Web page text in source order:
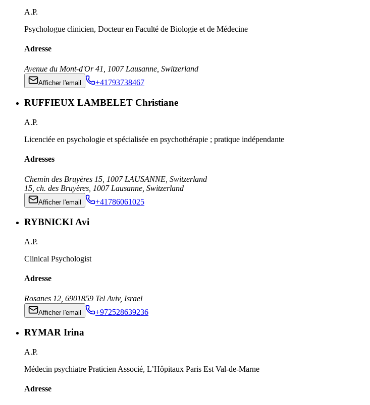
A.P.
Psychologue clinicien, Docteur en Faculté de Biologie et de Médecine
Adresse
Avenue du Mont-d'Or 41 1007 Lausanne Switzerland
Afficher l'email +41793738467
RUFFIEUX LAMBELET Christiane
A.P.
Licenciée en psychologie et spécialisée en psychothérapie ; pratique indépendante
Adresses
Chemin des Bruyères 15 1007 LAUSANNE Switzerland
15, ch. des Bruyères 1007 Lausanne Switzerland
Afficher l'email +41786061025
RYBNICKI Avi
A.P.
Clinical Psychologist
Adresse
Rosanes 12 6901859 Tel Aviv, Israel
Afficher l'email +972528639236
RYMAR Irina
A.P.
Médecin psychiatre Praticien Associé, L’Hôpitaux Paris Est Val-de-Marne
Adresse